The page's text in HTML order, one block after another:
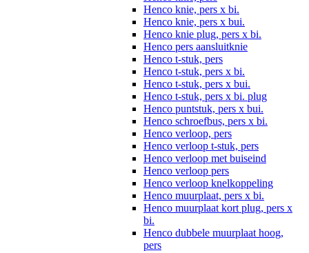
Henco knie, pers x bi.
Henco knie, pers x bui.
Henco knie plug, pers x bi.
Henco pers aansluitknie
Henco t-stuk, pers
Henco t-stuk, pers x bi.
Henco t-stuk, pers x bui.
Henco t-stuk, pers x bi. plug
Henco puntstuk, pers x bui.
Henco schroefbus, pers x bi.
Henco verloop, pers
Henco verloop t-stuk, pers
Henco verloop met buiseind
Henco verloop pers
Henco verloop knelkoppeling
Henco muurplaat, pers x bi.
Henco muurplaat kort plug, pers x
bi.
Henco dubbele muurplaat hoog,
pers